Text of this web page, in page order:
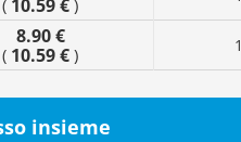
( 10.59 € )
8.90 €
( 10.59 € )
insieme